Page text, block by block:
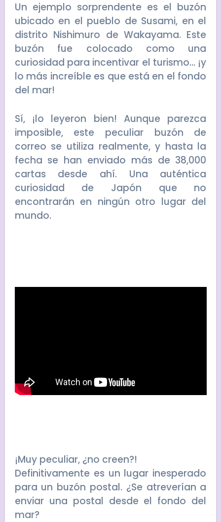
Un ejemplo sorprendente es el buzón
ubicado en el pueblo de Susami, en el
distrito Nishimuro de Wakayama. Este
buzón fue colocado como una
curiosidad para incentivar el turismo… ¡y
lo más increíble es que está en el fondo
del mar!
Sí, ¡lo leyeron bien! Aunque parezca
imposible, este peculiar buzón de
correo se utiliza realmente, y hasta la
fecha se han enviado más de 38,000
cartas desde ahí. Una auténtica
curiosidad de Japón que no
encontrarán en ningún otro lugar del
mundo.
¡Muy peculiar, ¿no creen?!
Definitivamente es un lugar inesperado
para un buzón postal. ¿Se atreverían a
enviar una postal desde el fondo del
mar?